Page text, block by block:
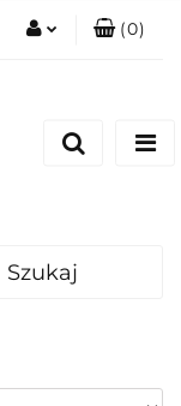
(0)
Szukaj